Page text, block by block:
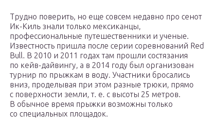
Трудно поверить, но еще совсем недавно про сенот
Ик-Киль знали только мексиканцы,
профессиональные путешественники и ученые.
Известность пришла после серии соревнований Red
Bull. В 2010 и 2011 годах там прошли состязания
по кейв-дайвингу, а в 2014 году был организован
турнир по прыжкам в воду. Участники бросались
вниз, проделывая при этом разные трюки, прямо
с поверхности земли, т. е. с высоты 25 метров.
В обычное время прыжки возможны только
со специальных площадок.